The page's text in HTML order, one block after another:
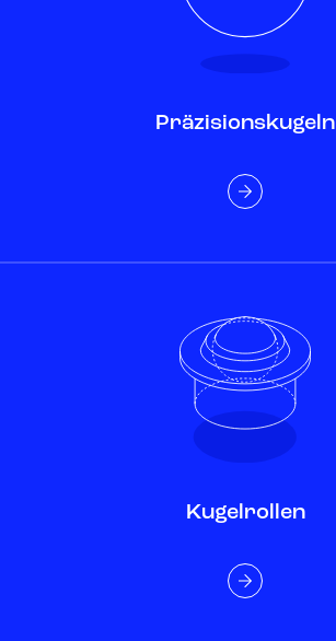
Präzisionskugeln
Kugelrollen